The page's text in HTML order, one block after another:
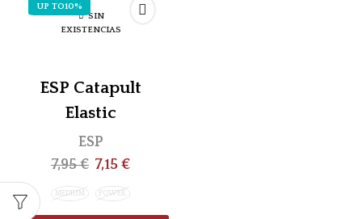
UP TO10%
SIN
EXISTENCIAS
ESP Catapult
Elastic
ESP
7,95€ 7,15 €
MEDIUM POWER